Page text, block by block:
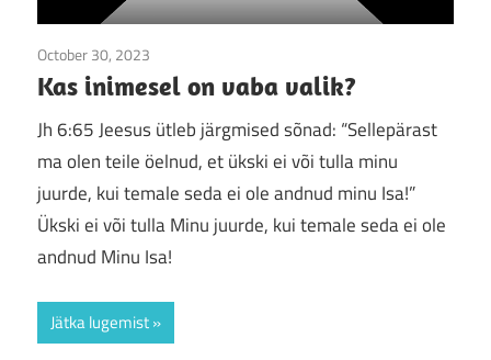
October 30, 2023
Kas inimesel on vaba valik?
Jh 6:65 Jeesus ütleb järgmised sõnad: “Sellepärast
ma olen teile öelnud, et ükski ei või tulla minu
juurde, kui temale seda ei ole andnud minu Isa!”
Ükski ei või tulla Minu juurde, kui temale seda ei ole
andnud Minu Isa!
Jätka lugemist